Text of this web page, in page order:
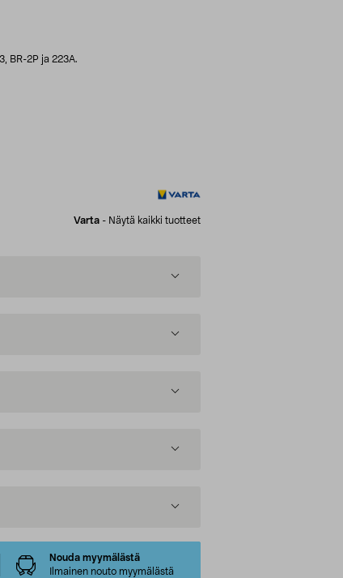
BR-2P ja 223A.
Varta - Näytä kaikki tuotteet
Nouda myymälästä
Ilmainen nouto myymälästä